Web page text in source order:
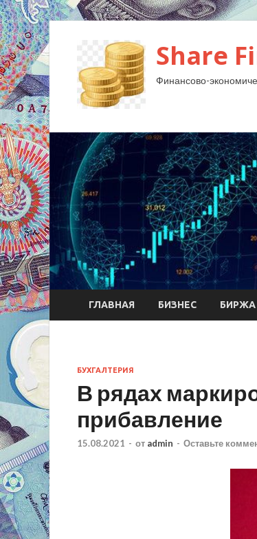
Share
Финансово-
ГЛАВНАЯ БИЗНЕС БИРЖА
БУХГАЛТЕРИЯ
В рядах
прибавление
15.08.2021 - от admin - Оставьте